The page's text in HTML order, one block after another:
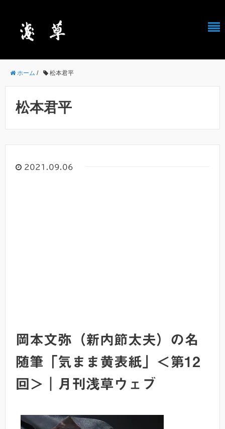
ホーム / 松本君平
松本君平
2021.09.06
岡本文弥（新内節太夫）の名
随筆「気まま黄表紙」＜第12
回＞｜月刊浅草ウェブ